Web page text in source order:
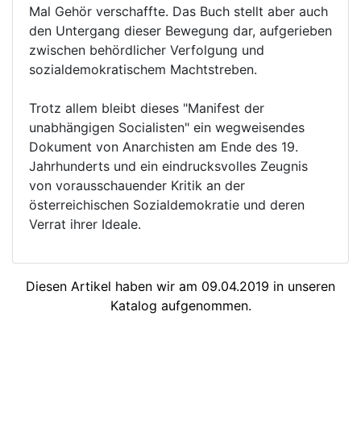
Mal Gehör verschaffte. Das Buch stellt aber auch
den Untergang dieser Bewegung dar, aufgerieben
zwischen behördlicher Verfolgung und
sozialdemokratischem Machtstreben.
Trotz allem bleibt dieses "Manifest der
unabhängigen Socialisten" ein wegweisendes
Dokument von Anarchisten am Ende des 19.
Jahrhunderts und ein eindrucksvolles Zeugnis
von vorausschauender Kritik an der
österreichischen Sozialdemokratie und deren
Verrat ihrer Ideale.
Diesen Artikel haben wir am 09.04.2019 in unseren
Katalog aufgenommen.